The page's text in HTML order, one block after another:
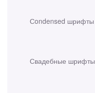
Сondensed шрифты
Свадебные шрифты